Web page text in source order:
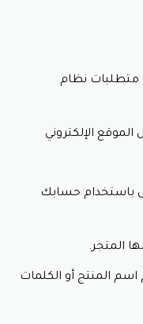
متطلبات نظام
الإلكتروني
باستخدام حسابك
المتجر.
المنتج أو الكلمات